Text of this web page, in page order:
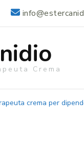
Crema
crema per